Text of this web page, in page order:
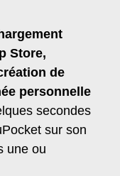
Store,
de
personnelle
secondes
sur son
une ou